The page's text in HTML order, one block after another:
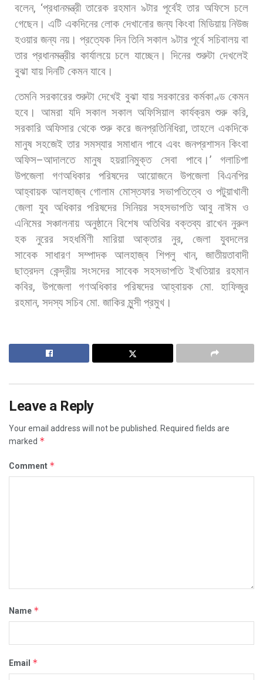
বলেন, ‘প্রধানমন্ত্রী তারেক রহমান ৯টার পূর্বেই তার অফিসে চলে
গেছেন। এটি একদিনের লোক দেখানোর জন্য কিংবা মিডিয়ায় নিউজ
হওয়ার জন্য নয়। প্রত্যেক দিন তিনি সকাল ৯টার পূর্বে সচিবালয় বা
তার প্রধানমন্ত্রীর কার্যালয়ে চলে যাচ্ছেন। দিনের শুরুটা দেখলেই
বুঝা যায় দিনটি কেমন যাবে।
তেমনি সরকারের শুরুটা দেখেই বুঝা যায় সরকারের কর্মকাণ্ড কেমন
হবে।
আমরা যদি সকাল সকাল অফিসিয়াল কার্যক্রম শুরু করি,
সরকারি অফিসার থেকে শুরু করে জনপ্রতিনিধিরা,তাহলে একদিকে
মানুষ সহজেই তার সমস্যার সমাধান পাবে এবং জনপ্রশাসন কিংবা
অফিস–আদালতে মানুষ হয়রানিমুক্ত সেবা পাবে।’ গলাচিপা
উপজেলা
গণঅধিকার পরিষদের আয়োজনে উপজেলা
বিএনপির
আহ্বায়ক আলহাজ্ব গোলাম মোস্তফার সভাপতিত্বে ও পটুয়াখালী
জেলা যুব অধিকার পরিষদের সিনিয়র সহসভাপতি আবু নাঈম ও
এনিমের সঞ্চালনায় অনুষ্ঠানে বিশেষ অতিথির বক্তব্য রাখেন নুরুল
হক
নুরের সহধর্মিণী মারিয়া আক্তার নুর,জেলা
যুবদলের
সাবেক
সাধারণ সম্পাদক আলহাজ্ব শিপলু খান, জাতীয়তাবাদী
ছাত্রদল কেন্দ্রীয় সংসদের সাবেক সহসভাপতি ইখতিয়ার রহমান
কবির, উপজেলা গণঅধিকার পরিষদের আহ্বায়ক মো. হাফিজুর
রহমান, সদস্য সচিব মো. জাকির মুন্সী প্রমুখ।
Leave a Reply
Your email address will not be published.
Required fields are
marked *
Comment *
Name *
Email *